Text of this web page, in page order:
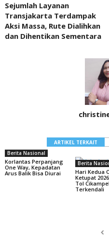
Sejumlah Layanan
Transjakarta Terdampak
Aksi Massa, Rute Dialihkan
dan Dihentikan Sementara
ARTIKEL TERKAIT
Berita Nasional
Korlantas Perpanjang
One Way, Kepadatan
Arus Balik Bisa Diurai
Berita
Hari Kedua
Ketupat
Tol
Terkendali